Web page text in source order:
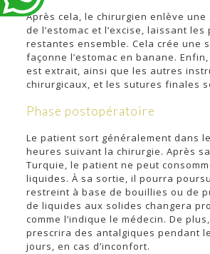
Après cela, le chirurgien enlève une
de l’estomac et l’excise, laissant les
restantes ensemble. Cela crée une
façonne l’estomac en banane.
est extrait, ainsi que les autres
chirurgicaux, et les sutures finales
Phase postopératoire
Le patient sort généralement dans
heures suivant la chirurgie. Après
Turquie, le patient ne peut
liquides. À sa sortie, il pourra
restreint à base de bouillies ou de
de liquides aux solides changera
comme l’indique le médecin. De
prescrira des antalgiques pendant
jours, en cas d’inconfort.